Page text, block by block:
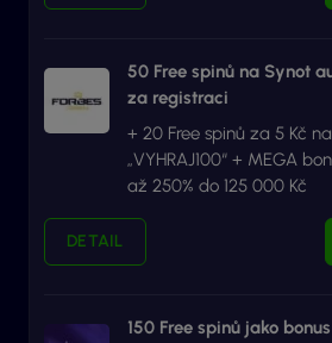
50 Free spinů na Synot
za registraci
+ 20 Free spinů za 5 Kč
„VYHRAJ100“ + MEGA
až 250% do 125 000 Kč
DETAIL
150 Free spinů jako